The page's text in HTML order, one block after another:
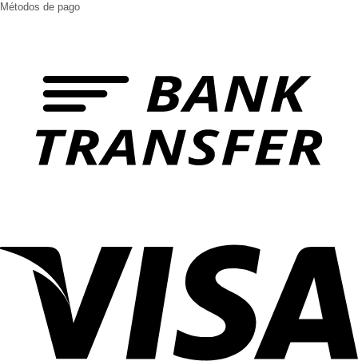
Métodos de pago